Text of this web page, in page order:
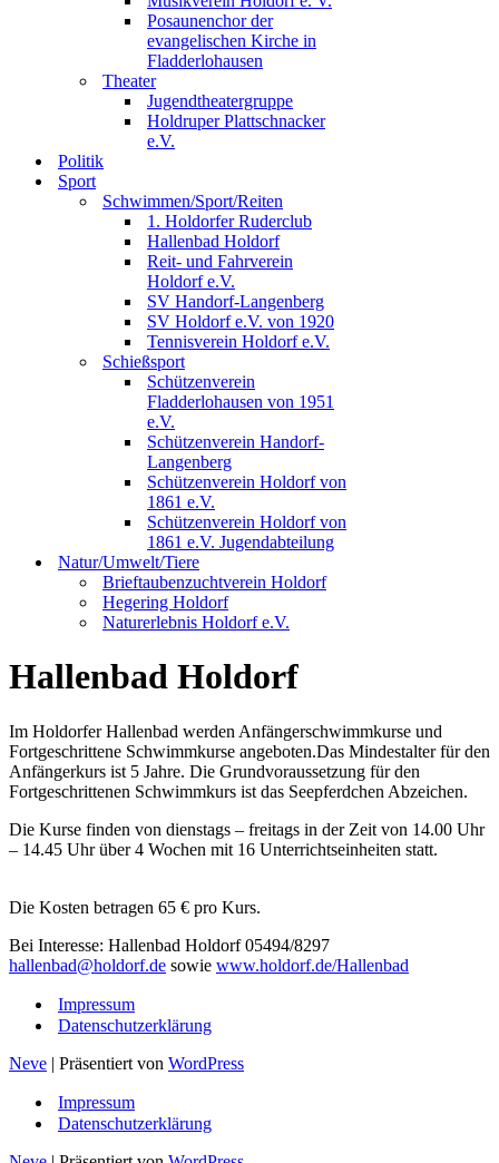
Posaunenchor der
evangelischen Kirche in
Fladderlohausen
Theater
Jugendtheatergruppe
Holdruper Plattschnacker
e.V.
Politik
Sport
Schwimmen/Sport/Reiten
1. Holdorfer Ruderclub
Hallenbad Holdorf
Reit- und Fahrverein
Holdorf e.V.
SV Handorf-Langenberg
SV Holdorf e.V. von 1920
Tennisverein Holdorf e.V.
Schießsport
Schützenverein
Fladderlohausen von 1951
e.V.
Schützenverein Handorf-
Langenberg
Schützenverein Holdorf von
1861 e.V.
Schützenverein Holdorf von
1861 e.V. Jugendabteilung
Natur/Umwelt/Tiere
Brieftaubenzuchtverein Holdorf
Hegering Holdorf
Naturerlebnis Holdorf e.V.
Hallenbad Holdorf
Im Holdorfer Hallenbad werden Anfängerschwimmkurse und
Fortgeschrittene Schwimmkurse angeboten.Das Mindestalter für den
Anfängerkurs ist 5 Jahre. Die Grundvoraussetzung für den
Fortgeschrittenen Schwimmkurs ist das Seepferdchen Abzeichen.
Die Kurse finden von dienstags – freitags in der Zeit von 14.00 Uhr
– 14.45 Uhr über 4 Wochen mit 16 Unterrichtseinheiten statt.
Die Kosten betragen 65 € pro Kurs.
Bei Interesse: Hallenbad Holdorf 05494/8297
hallenbad@holdorf.de sowie www.holdorf.de/Hallenbad
Impressum
Datenschutzerklärung
Neve | Präsentiert von WordPress
Impressum
Datenschutzerklärung